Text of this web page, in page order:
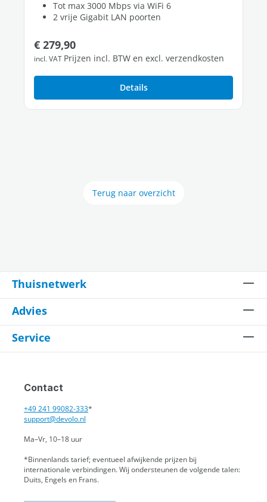
Tot max 3000 Mbps via WiFi 6
2 vrije Gigabit LAN poorten
Normale prijs:
€ 279,90
incl. VAT Prijzen incl. BTW en excl. verzendkosten
Details
Terug naar overzicht
Thuisnetwerk
Advies
Service
Contact
+49 241 99082-333*
support@devolo.nl
Ma–Vr, 10–18 uur
*Binnenlands tarief; eventueel afwijkende prijzen bij
internationale verbindingen.Wij ondersteunen de volgende talen:
Duits, Engels en Frans.